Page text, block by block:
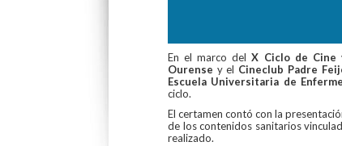
En el marco delX Ciclo de Cine
Ourense y el Cineclub Padre
Escuela Universitaria de
ciclo.
El certamen contó con la
de los contenidos sanitarios
realizado.